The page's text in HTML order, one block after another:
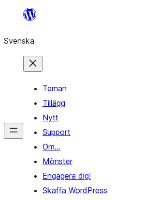
Hoppa
innehåll
Svenska
Teman
Tillägg
Nytt
Support
Om…
Mönster
Engagera dig!
Skaffa WordPress